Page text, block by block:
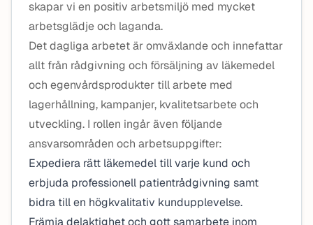
skapar vi en positiv arbetsmiljö med mycket
arbetsglädje och laganda.
Det dagliga arbetet är omväxlande och innefattar
allt från rådgivning och försäljning av läkemedel
och egenvårdsprodukter till arbete med
lagerhållning, kampanjer, kvalitetsarbete och
utveckling. I rollen ingår även följande
ansvarsområden och arbetsuppgifter:
Expediera rätt läkemedel till varje kund och
erbjuda professionell patientrådgivning samt
bidra till en högkvalitativ kundupplevelse.
Främja delaktighet och gott samarbete inom